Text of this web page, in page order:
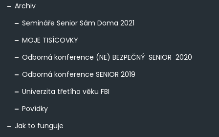
Archiv
Semináře Senior Sám Doma 2021
MOJE TISÍCOVKY
Odborná konference (NE) BEZPEČNÝ SENIOR 2020
Odborná konference SENIOR 2019
Univerzita třetího věku FBI
Povídky
Jak to funguje